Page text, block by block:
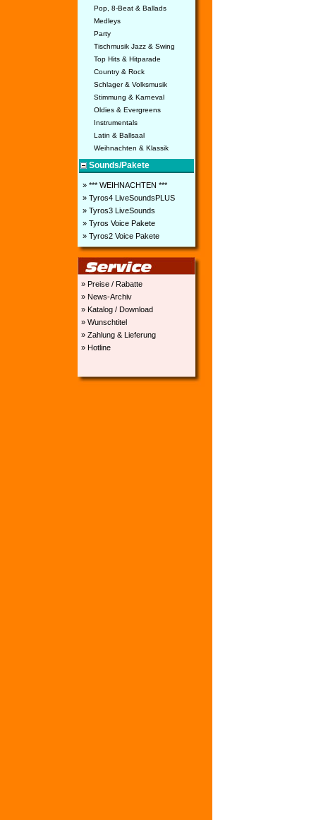
Pop, 8-Beat & Ballads
Medleys
Party
Tischmusik Jazz & Swing
Top Hits & Hitparade
Country & Rock
Schlager & Volksmusik
Stimmung & Karneval
Oldies & Evergreens
Instrumentals
Latin & Ballsaal
Weihnachten & Klassik
Sounds/Pakete
» *** WEIHNACHTEN ***
» Tyros4 LiveSoundsPLUS
» Tyros3 LiveSounds
» Tyros Voice Pakete
» Tyros2 Voice Pakete
» Preise / Rabatte
» News-Archiv
» Katalog / Download
» Wunschtitel
» Zahlung & Lieferung
» Hotline